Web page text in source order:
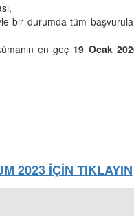
bir durumda tüm
en geç 19 Ocak
2023 İÇİN TIKLAYIN